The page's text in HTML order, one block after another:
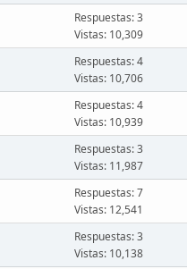
Respuestas: 3
Vistas: 10,309
Respuestas: 4
Vistas: 10,706
Respuestas: 4
Vistas: 10,939
Respuestas: 3
Vistas: 11,987
Respuestas: 7
Vistas: 12,541
Respuestas: 3
Vistas: 10,138